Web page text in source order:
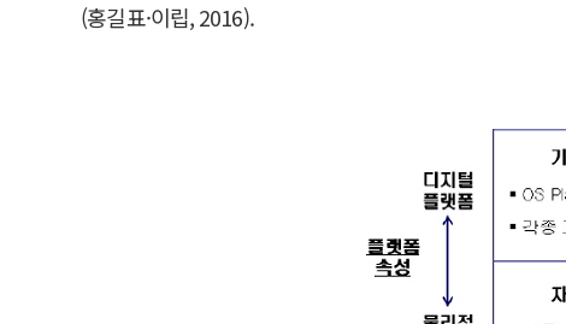
(홍길표·이립, 2016).